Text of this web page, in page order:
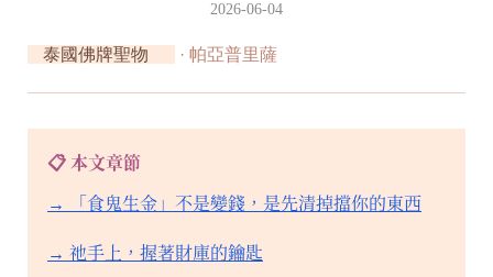
2026-06-04
泰國佛牌聖物 · 帕亞普里薩
📋 本文章節
→ 「食鬼生金」不是變錢，是先清掉擋你的東西
→ 祂手上，握著財庫的鑰匙